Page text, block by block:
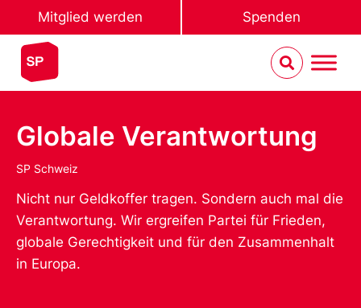
Mitglied werden Spenden
Globale Verantwortung
SP Schweiz
Nicht nur Geldkoffer tragen. Sondern auch mal die
Verantwortung. Wir ergreifen Partei für Frieden,
globale Gerechtigkeit und für den Zusammenhalt
in Europa.